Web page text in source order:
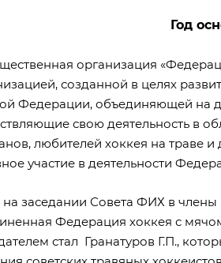
Год
организация
созданной в целях
Федерации, объединяющей на
свою деятельность в
любителей хоккея на траве
участие в деятельности
на заседании Совета ФИХ в
Федерация хоккея с
стал Гранатуров Г.П.,